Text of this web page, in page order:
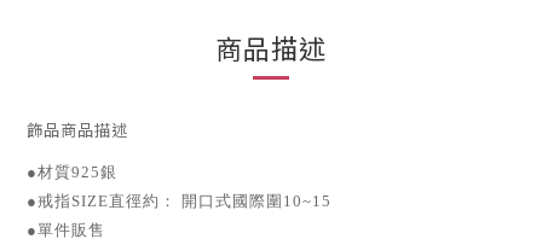
商品描述
飾品商品描述
●材質925銀
●戒指SIZE直徑約： 開口式國際圍 10~15
●單件販售